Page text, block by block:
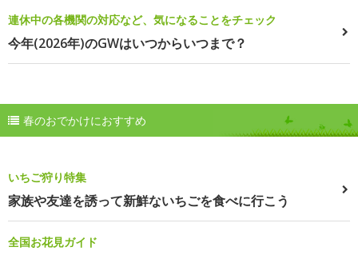
連休中の各機関の対応など、気になることをチェック
今年(2026年)のGWはいつからいつまで？
春のおでかけにおすすめ
いちご狩り特集
家族や友達を誘って新鮮ないちごを食べに行こう
全国お花見ガイド